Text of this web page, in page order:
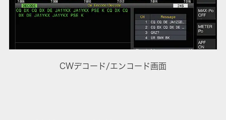
CWデコード/エンコード画面